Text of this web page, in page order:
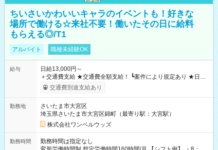
ちいさいかわいいキャラのイベントも！好きな
場所で働ける☆来社不要！働いたその日に給料
もらえる◎/T1
アルバイト 職種未経験OK
給与
日給13,000円～
＋交通費支給 ★交通費全額支給！ ┗案件により規定あり ★日払
いOK！（規定あり） ┗働いたその日に現金GET♪ お仕事後はコ
ンビニATMから 日払い分を引き落とせます！ 【試用期間】試
交通費別途支給あり
勤務地
さいたま市大宮区
埼玉県さいたま市大宮区錦町（最寄り駅：大宮駅）
株式会社ワンベルウッズ
勤務時間
勤務時間は指定なし